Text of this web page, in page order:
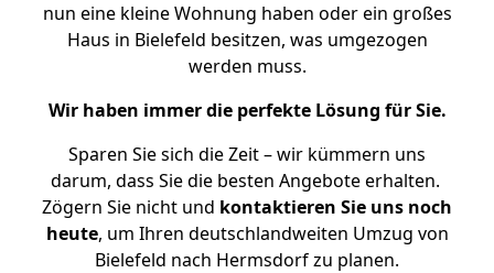
nun eine kleine Wohnung haben oder ein großes
Haus in Bielefeld besitzen, was umgezogen
werden muss.
Wir haben immer die perfekte Lösung für Sie.
Sparen Sie sich die Zeit – wir kümmern uns
darum, dass Sie die besten Angebote erhalten.
Zögern Sie nicht und kontaktieren Sie uns noch
heute, um Ihren deutschlandweiten Umzug von
Bielefeld nach Hermsdorf zu planen.